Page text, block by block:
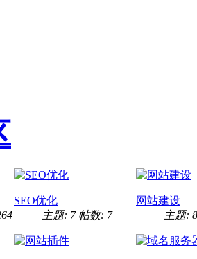
SEO优化
主题: 7 帖数: 7
网站建设
主题: